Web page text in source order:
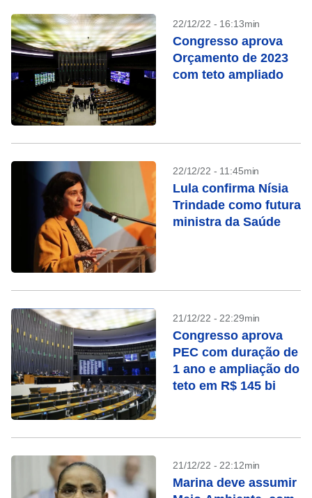
22/12/22 - 16:13min
Congresso aprova
Orçamento de 2023
com teto ampliado
22/12/22 - 11:45min
Lula confirma Nísia
Trindade como futura
ministra da Saúde
21/12/22 - 22:29min
Congresso aprova
PEC com duração de
1 ano e ampliação do
teto em R$ 145 bi
21/12/22 - 22:12min
Marina deve assumir